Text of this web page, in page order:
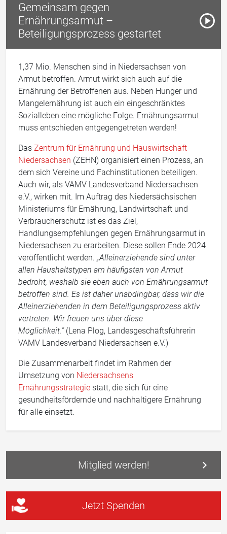
Gemeinsam gegen
Ernährungsarmut –
Beteiligungsprozess gestartet
1,37 Mio. Menschen sind in Niedersachsen von
Armut betroffen. Armut wirkt sich auch auf die
Ernährung der Betroffenen aus. Neben Hunger und
Mangelernährung ist auch ein eingeschränktes
Sozialleben eine mögliche Folge. Ernährungsarmut
muss entschieden entgegengetreten werden!
Das Zentrum für Ernährung und Hauswirtschaft
Niedersachsen (ZEHN) organisiert einen Prozess, an
dem sich Vereine und Fachinstitutionen beteiligen.
Auch wir, als VAMV Landesverband Niedersachsen
e.V., wirken mit. Im Auftrag des Niedersächsischen
Ministeriums für Ernährung, Landwirtschaft und
Verbraucherschutz ist es das Ziel,
Handlungsempfehlungen gegen Ernährungsarmut in
Niedersachsen zu erarbeiten. Diese sollen Ende 2024
veröffentlicht werden. „Alleinerziehende sind unter
allen Haushaltstypen am häufigsten von Armut
bedroht, weshalb sie eben auch von Ernährungsarmut
betroffen sind. Es ist daher unabdingbar, dass wir die
Alleinerziehenden in dem Beteiligungsprozess aktiv
vertreten. Wir freuen uns über diese
Möglichkeit.“(Lena Plog, Landesgeschäftsführerin
VAMV Landesverband Niedersachsen e.V.)
Die Zusammenarbeit findet im Rahmen der
Umsetzung von Niedersachsens
Ernährungsstrategie statt, die sich für eine
gesundheitsfördernde und nachhaltigere Ernährung
für alle einsetzt.
Mitglied werden!
Jetzt Spenden